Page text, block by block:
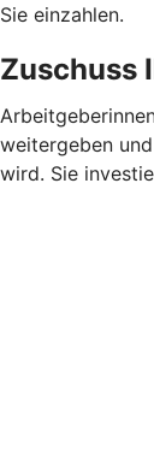
Sie einzahlen.
Zuschuss
weitergeben
wird. Sie